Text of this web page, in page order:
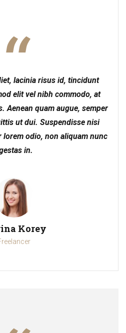
lacinia risus id, tincidunt
elit vel nibh commodo, at
Aenean quam augue, semper
ut dui. Suspendisse nisi
odio, non aliquam nunc
in.
Korey